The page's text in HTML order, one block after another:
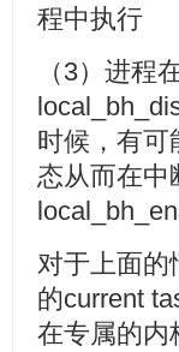
程中执行
（3）进程
时候，有可
态从而在中
对于上面的
的current
在专属的内